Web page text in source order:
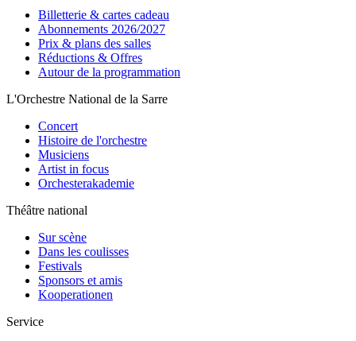
Billetterie & cartes cadeau
Abonnements 2026/2027
Prix & plans des salles
Réductions & Offres
Autour de la programmation
L'Orchestre National de la Sarre
Concert
Histoire de l'orchestre
Musiciens
Artist in focus
Orchesterakademie
Théâtre national
Sur scène
Dans les coulisses
Festivals
Sponsors et amis
Kooperationen
Service